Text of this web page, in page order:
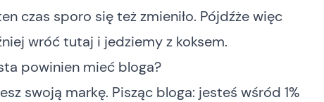
czas sporo się też zmieniło. Pójdźże więc
wróć tutaj i jedziemy z koksem.
powinien mieć bloga?
swoją markę. Pisząc bloga: jesteś wśród 1%